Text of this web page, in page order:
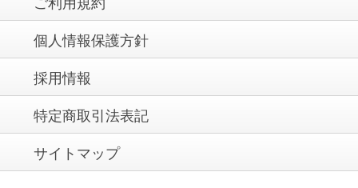
個人情報保護方針
採用情報
特定商取引法表記
サイトマップ